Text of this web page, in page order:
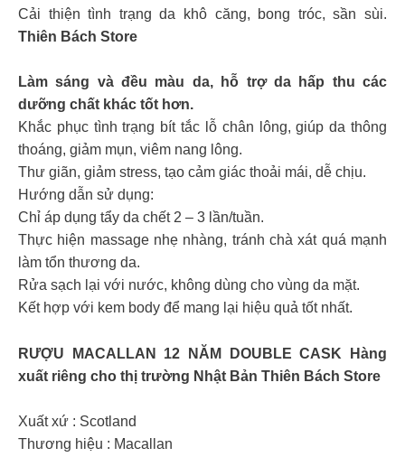
Cải thiện tình trạng da khô căng, bong tróc, sần sùi.
Thiên Bách Store
Làm sáng và đều màu da, hỗ trợ da hấp thu các
dưỡng chất khác tốt hơn.
Khắc phục tình trạng bít tắc lỗ chân lông, giúp da thông
thoáng, giảm mụn, viêm nang lông.
Thư giãn, giảm stress, tạo cảm giác thoải mái, dễ chịu.
Hướng dẫn sử dụng:
Chỉ áp dụng tẩy da chết 2 – 3 lần/tuần.
Thực hiện massage nhẹ nhàng, tránh chà xát quá mạnh
làm tổn thương da.
Rửa sạch lại với nước, không dùng cho vùng da mặt.
Kết hợp với kem body để mang lại hiệu quả tốt nhất.
RƯỢU MACALLAN 12 NĂM DOUBLE CASK Hàng
xuất riêng cho thị trường Nhật Bản Thiên Bách Store
Xuất xứ : Scotland
Thương hiệu : Macallan